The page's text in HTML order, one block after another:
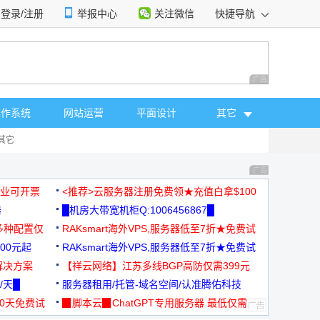
登录/注册 举报中心 关注微信 快捷导航
广告 商业广告，理
系统 网站运营 平面设计 其它
它
广告 商业广告，理
可开票
<推荐>云服务器注册免费领★充值白拿$100
█机房大带宽机柜Q:1006456867█
种配置仅
RAKsmart海外VPS,服务器低至7折★免费试
用★
元起
RAKsmart海外VPS,服务器低至7折★免费试
用★
决方案
【祥云网络】江苏多线BGP高防仅需399元
█
服务器租用/托管-域名空间/认准腾佑科技
免费试
▉脚本云▉ChatGPT专用服务器 最低仅需